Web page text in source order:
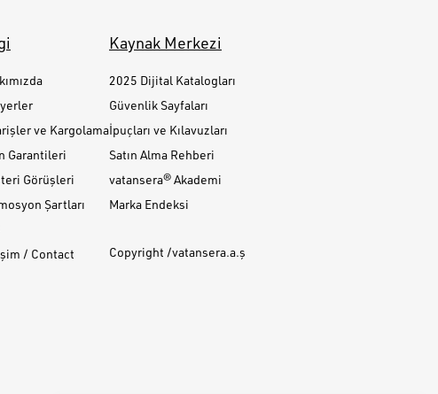
ve Kargolama
Garantileri
Görüşleri
Şartları
/ Contact
Kaynak Merkezi
2025 Dijital Katalogları
Güvenlik Sayfaları
İpuçları ve Kılavuzları
Satın Alma Rehberi
vatansera® Akademi
Marka Endeksi
Copyright /vatansera.a.ş